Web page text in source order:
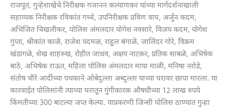
राजपूत, गुन्हेशाखेचे निरीक्षक गजानन कल्याणकर यांच्या मार्गदर्शनाखाली
सहाय्यक निरीक्षक रविकांत गच्चे, उपनिरीक्षक प्रविण वाघ, अर्जुन कदम,
अभिजित चिखलीकर, पोलिस अंमलदार योगेश नवसारे, विजय कदम, योगेश
गुप्ता, श्रीकांत काळे, राजेश यदमळ, राहुल बंगाळे, जालिंदर गोरे, विक्रम
खंडागळे, शेख शाहरुख, रोहीत जाधव, अक्षय नाटकर, प्रतिक साबळे, अभिषेक
बाठे, अभिषेक राऊत, महिला पोलिस अंमलदार माया माळी, मनिषा नरोडे,
संतोष चौरे आदींच्या पथकाने ओबेदुल्ला अब्दुल्ला याच्या घरावर छापा मारला. या
कारवाईत पोलिसांनी त्याच्या घरातून गुंगीकारक औषधीच्या 12 लाख रुपये
किंमतीच्या 300 बाटल्या जप्त केल्या. याप्रकरणी जिन्सी पोलिस ठाण्यात गुन्हा